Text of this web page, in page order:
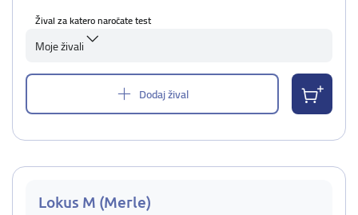
Žival za katero naročate test
Moje živali
Dodaj žival
Lokus M (Merle)